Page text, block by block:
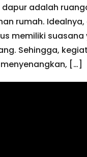
adalah
rumah. Idealnya,
memiliki
Sehingga,
[…]